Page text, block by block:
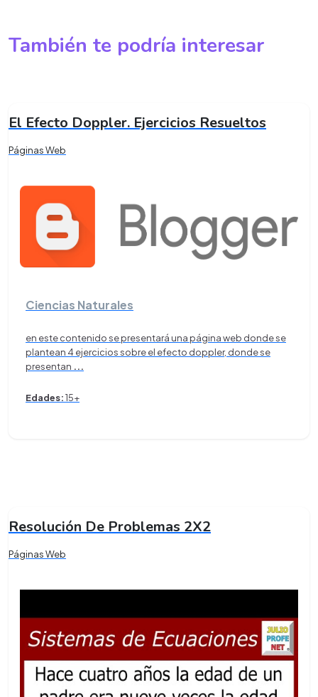
También te podría interesar
El Efecto Doppler. Ejercicios Resueltos
Páginas Web
Ciencias Naturales
en este contenido se presentará una página web donde se
plantean 4 ejercicios sobre el efecto doppler, donde se
presentan ...
Edades:15+
Resolución De Problemas 2X2
Páginas Web